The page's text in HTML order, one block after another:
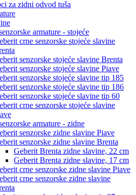
za zidni odvod tuša
armature - stojeće
crne senzorske stojeće slavine
senzorske stojeće slavine Brenta
senzorske stojeće slavine Piave
senzorske stojeće slavine tip 185
senzorske stojeće slavine tip 186
senzorske stojeće slavine tip 60
crne senzorske stojeće slavine
armature - zidne
senzorske zidne slavine Piave
senzorske zidne slavine Brenta
Geberit Brenta zidne slavine, 22 cm
Geberit Brenta zidne slavine, 17 cm
crne senzorske zidne slavine Piave
crne senzorske zidne slavine